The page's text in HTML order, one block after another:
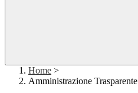
Home >
Amministrazione Trasparente